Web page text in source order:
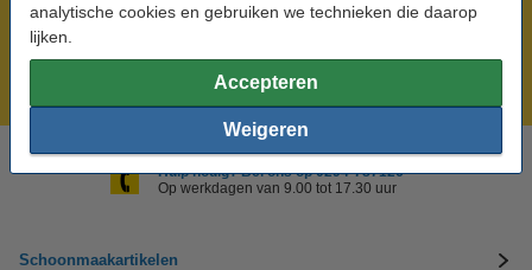
analytische cookies en gebruiken we technieken die daarop
lijken.
Accepteren
Weigeren
Meer dan 5 miljoen klanten!
Voor 23.59 uur besteld, morgen in huis!
Hulp nodig? Bel ons op 0294-787126
Op werkdagen van 9.00 tot 17.30 uur
Schoonmaakartikelen